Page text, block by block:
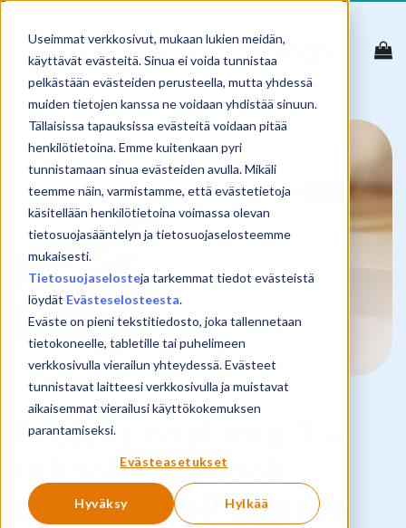
Useimmat verkkosivut, mukaan lukien meidän,
käyttävät evästeitä. Sinua ei voida tunnistaa
pelkästään evästeiden perusteella, mutta yhdessä
muiden tietojen kanssa ne voidaan yhdistää sinuun.
Tällaisissa tapauksissa evästeitä voidaan pitää
henkilötietoina. Emme kuitenkaan pyri
tunnistamaan sinua evästeiden avulla. Mikäli
teemme näin, varmistamme, että evästetietoja
käsitellään henkilötietoina voimassa olevan
tietosuojasääntelyn ja tietosuojaselosteemme
mukaisesti.
Tietosuojaselosteja tarkemmat tiedot evästeistä
löydät Evästeselosteesta.
Eväste on pieni tekstitiedosto, joka tallennetaan
tietokoneelle, tabletille tai puhelimeen
verkkosivulla vierailun yhteydessä. Evästeet
tunnistavat laitteesi verkkosivulla ja muistavat
aikaisemmat vierailusi käyttökokemuksen
parantamiseksi.
Evästeasetukset
Hyväksy Hylkää
Skip
content
Projektinhallinta 7 –
teknologian rooli
projektinhallinnassa